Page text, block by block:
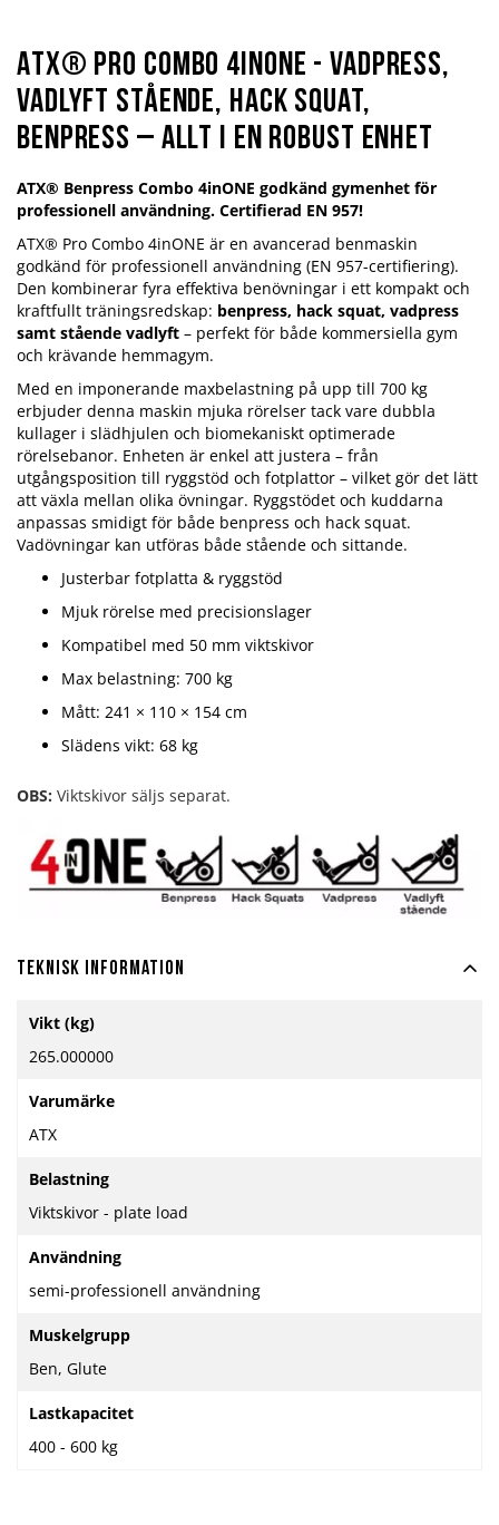
ATX® Pro Combo 4inONE - Vadpress,
Vadlyft stående, Hack squat,
Benpress – allt i en robust enhet
ATX® Benpress Combo 4inONE godkänd gymenhet för
professionell användning. Certifierad EN 957!
ATX® Pro Combo 4inONE är en avancerad benmaskin
godkänd för professionell användning (EN 957-certifiering).
Den kombinerar fyra effektiva benövningar i ett kompakt och
kraftfullt träningsredskap: benpress, hack squat, vadpress
samt stående vadlyft – perfekt för både kommersiella gym
och krävande hemmagym.
Med en imponerande maxbelastning på upp till 700 kg
erbjuder denna maskin mjuka rörelser tack vare dubbla
kullager i slädhjulen och biomekaniskt optimerade
rörelsebanor. Enheten är enkel att justera – från
utgångsposition till ryggstöd och fotplattor – vilket gör det lätt
att växla mellan olika övningar. Ryggstödet och kuddarna
anpassas smidigt för både benpress och hack squat.
Vadövningar kan utföras både stående och sittande.
Justerbar fotplatta & ryggstöd
Mjuk rörelse med precisionslager
Kompatibel med 50 mm viktskivor
Max belastning: 700 kg
Mått: 241 × 110 × 154 cm
Slädens vikt: 68 kg
OBS: Viktskivor säljs separat.
Teknisk information
information
Vikt (kg)
265.000000
Varumärke
ATX
Belastning
Viktskivor - plate load
Användning
semi-professionell användning
Muskelgrupp
Ben, Glute
Lastkapacitet
400 - 600 kg